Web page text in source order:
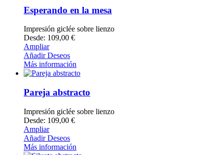
Esperando en la mesa
Impresión giclée sobre lienzo
Desde: 109,00 €
Ampliar
Añadir Deseos
Más información
Pareja abstracto
Impresión giclée sobre lienzo
Desde: 109,00 €
Ampliar
Añadir Deseos
Más información